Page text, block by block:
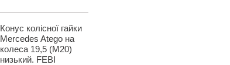
Конус колісної гайки
Mercedes Atego на
колеса 19,5 (M20)
низький. FEBI